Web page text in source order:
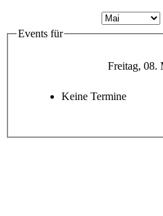
Events für
Freitag, 08.
Keine Termine